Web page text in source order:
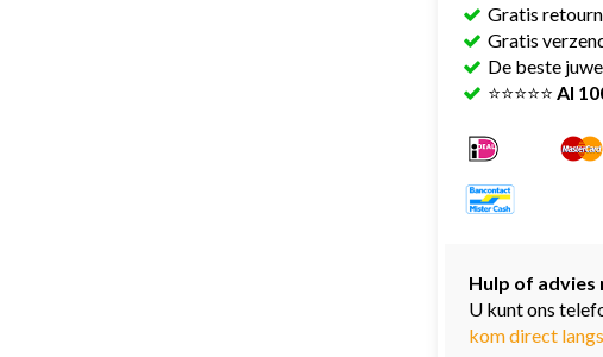
Gratis
Gratis
De beste
⭐⭐⭐⭐⭐Al
Hulp of advies
U kunt ons
kom direct